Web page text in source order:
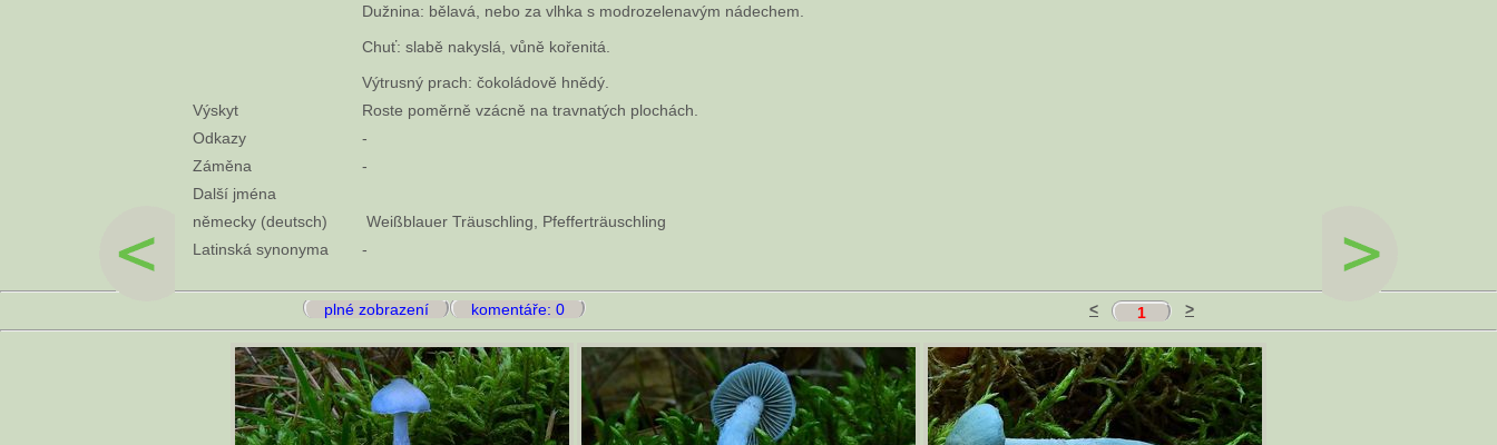
Dužnina: bělavá, nebo za vlhka s modrozelenavým nádechem.
Chuť: slabě nakyslá, vůně kořenitá.
Výtrusný prach: čokoládově hnědý.
Výskyt
Roste poměrně vzácně na travnatých plochách.
Odkazy
-
Záměna
-
Další jména
německy (deutsch)
Weißblauer Träuschling, Pfefferträuschling
Latinská synonyma
-